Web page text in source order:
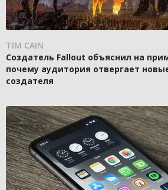
TIM CAIN
Создатель Fallout объяснил на
почему аудитория отвергает
создателя